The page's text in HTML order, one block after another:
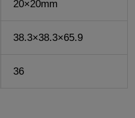
20×20mm
38.3×38.3×65.9
36